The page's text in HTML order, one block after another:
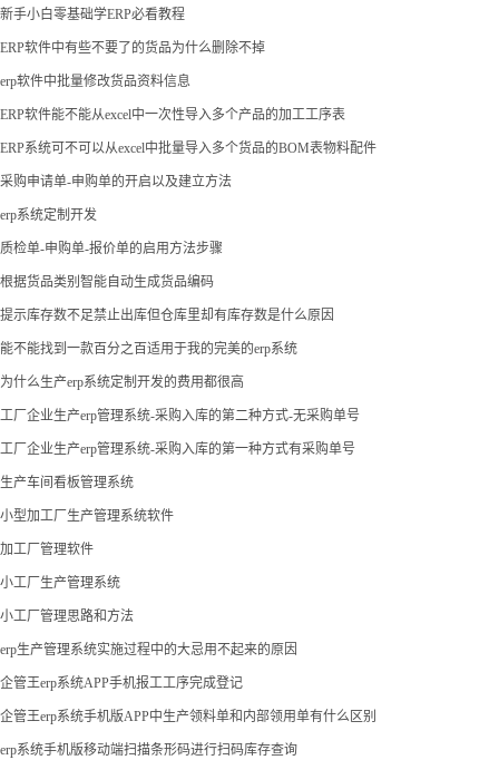
新手小白零基础学ERP必看教程
ERP软件中有些不要了的货品为什么删除不掉
erp软件中批量修改货品资料信息
ERP软件能不能从excel中一次性导入多个产品的加工工序表
ERP系统可不可以从excel中批量导入多个货品的BOM表物料配件
采购申请单-申购单的开启以及建立方法
erp系统定制开发
质检单-申购单-报价单的启用方法步骤
根据货品类别智能自动生成货品编码
提示库存数不足禁止出库但仓库里却有库存数是什么原因
能不能找到一款百分之百适用于我的完美的erp系统
为什么生产erp系统定制开发的费用都很高
工厂企业生产erp管理系统-采购入库的第二种方式-无采购单号
工厂企业生产erp管理系统-采购入库的第一种方式有采购单号
生产车间看板管理系统
小型加工厂生产管理系统软件
加工厂管理软件
小工厂生产管理系统
小工厂管理思路和方法
erp生产管理系统实施过程中的大忌用不起来的原因
企管王erp系统APP手机报工工序完成登记
企管王erp系统手机版APP中生产领料单和内部领用单有什么区别
erp系统手机版移动端扫描条形码进行扫码库存查询